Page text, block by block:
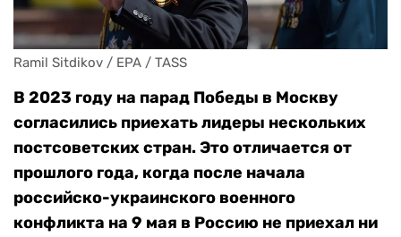
Ramil Sitdikov / EPA / TASS
В 2023 году на парад Победы в Москву
согласились приехать лидеры нескольких
постсоветских стран. Это отличается от
прошлого года, когда после начала
российско-украинского военного
конфликта на 9 мая в Россию не приехал ни